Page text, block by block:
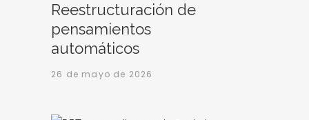
Reestructuración de
pensamientos
automáticos
26 de mayo de 2026